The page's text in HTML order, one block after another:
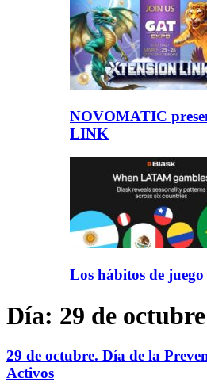
NOVOMATIC
LINK
Los hábitos de
Día: 29 de
29 de octubre. Día de la
Activos